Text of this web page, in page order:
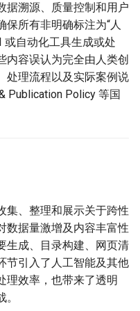
据溯源、质量控制和用户
所有非明确标注为“人
或自动化工具生成或处
内容误认为完全由人类创
处理流程以及实际案例说
Publication Policy 等国
集、整理和展示关于跨性
数据量激增及内容丰富性
生成、目录构建、网页清
节引入了人工智能及其他
理效率，也带来了透明